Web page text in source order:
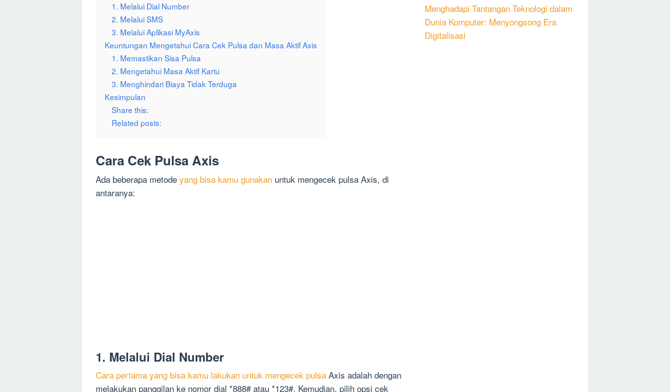
1. Melalui Dial Number
2. Melalui SMS
3. Melalui Aplikasi MyAxis
Keuntungan Mengetahui Cara Cek Pulsa dan Masa Aktif Axis
1. Memastikan Sisa Pulsa
2. Mengetahui Masa Aktif Kartu
3. Menghindari Biaya Tidak Terduga
Kesimpulan
Share this:
Related posts:
Cara Cek Pulsa Axis
Ada beberapa metode yang bisa kamu gunakan untuk mengecek pulsa Axis, di
antaranya:
1. Melalui Dial Number
Cara pertama yang bisa kamu lakukan untuk mengecek pulsa Axis adalah dengan
melakukan panggilan ke nomor dial *888# atau *123#. Kemudian, pilih opsi cek
Menghadapi Tantangan Teknologi dalam
Dunia Komputer: Menyongsong Era
Digitalisasi